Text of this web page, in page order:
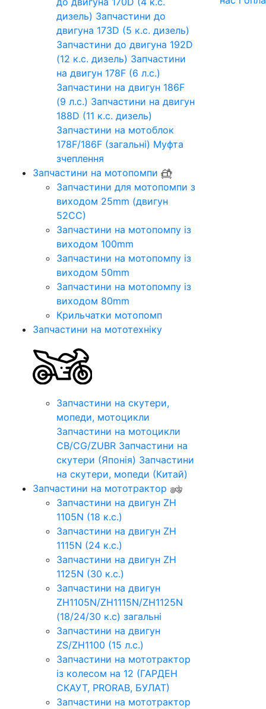
дизель) Запчастини до
двигуна 173D (5 к.с. дизель)
Запчастини до двигуна 192D
(12 к.с. дизель) Запчастини
на двигун 178F (6 л.с.)
Запчастини на двигун 186F
(9 л.с.) Запчастини на двигун
188D (11 к.с. дизель)
Запчастини на мотоблок
178F/186F (загальні) Муфта
зчеплення
Запчастини на мотопомпи
Запчастини для мотопомпи з
виходом 25mm (двигун
52CC)
Запчастини на мотопомпу із
виходом 100mm
Запчастини на мотопомпу із
виходом 50mm
Запчастини на мотопомпу із
виходом 80mm
Крильчатки мотопомп
Запчастини на мототехніку
Запчастини на скутери,
мопеди, мотоцикли
Запчастини на мотоцикли
CB/CG/ZUBR Запчастини на
скутери (Японія) Запчастини
на скутери, мопеди (Китай)
Запчастини на мототрактор
Запчастини на двигун ZH
1105N (18 к.с.)
Запчастини на двигун ZH
1115N (24 к.с.)
Запчастини на двигун ZH
1125N (30 к.с.)
Запчастини на двигун
ZH1105N/ZH1115N/ZH1125N
(18/24/30 к.с) загальні
Запчастини на двигун
ZS/ZH1100 (15 л.с.)
Запчастини на мототрактор
із колесом на 12 (ГАРДЕН
СКАУТ, PRORAB, БУЛАТ)
Запчастини на мототрактор